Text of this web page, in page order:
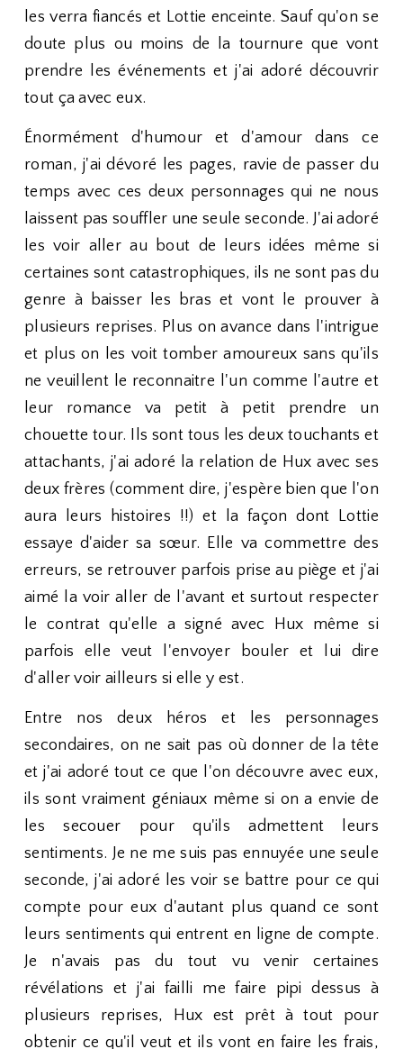
les verra fiancés et Lottie enceinte. Sauf qu'on se
doute plus ou moins de la tournure que vont
prendre les événements et j'ai adoré découvrir
tout ça avec eux.
Énormément d'humour et d'amour dans ce
roman, j'ai dévoré les pages, ravie de passer du
temps avec ces deux personnages qui ne nous
laissent pas souffler une seule seconde. J'ai adoré
les voir aller au bout de leurs idées même si
certaines sont catastrophiques, ils ne sont pas du
genre à baisser les bras et vont le prouver à
plusieurs reprises. Plus on avance dans l'intrigue
et plus on les voit tomber amoureux sans qu'ils
ne veuillent le reconnaitre l'un comme l'autre et
leur romance va petit à petit prendre un
chouette tour. Ils sont tous les deux touchants et
attachants, j'ai adoré la relation de Hux avec ses
deux frères (comment dire, j'espère bien que l'on
aura leurs histoires !!) et la façon dont Lottie
essaye d'aider sa sœur. Elle va commettre des
erreurs, se retrouver parfois prise au piège et j'ai
aimé la voir aller de l'avant et surtout respecter
le contrat qu'elle a signé avec Hux même si
parfois elle veut l'envoyer bouler et lui dire
d'aller voir ailleurs si elle y est.
Entre nos deux héros et les personnages
secondaires, on ne sait pas où donner de la tête
et j'ai adoré tout ce que l'on découvre avec eux,
ils sont vraiment géniaux même si on a envie de
les secouer pour qu'ils admettent leurs
sentiments. Je ne me suis pas ennuyée une seule
seconde, j'ai adoré les voir se battre pour ce qui
compte pour eux d'autant plus quand ce sont
leurs sentiments qui entrent en ligne de compte.
Je n'avais pas du tout vu venir certaines
révélations et j'ai failli me faire pipi dessus à
plusieurs reprises, Hux est prêt à tout pour
obtenir ce qu'il veut et ils vont en faire les frais,